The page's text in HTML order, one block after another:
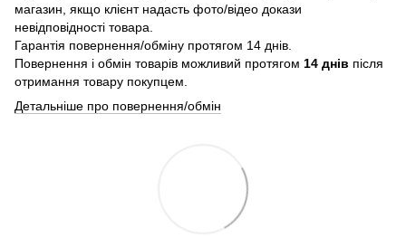
магазин, якщо клієнт надасть фото/відео докази
невідповідності товара.
Гарантія повернення/обміну протягом 14 днів.
Повернення і обмін товарів можливий протягом 14 днів після
отримання товару покупцем.
Детальніше про повернення/обмін